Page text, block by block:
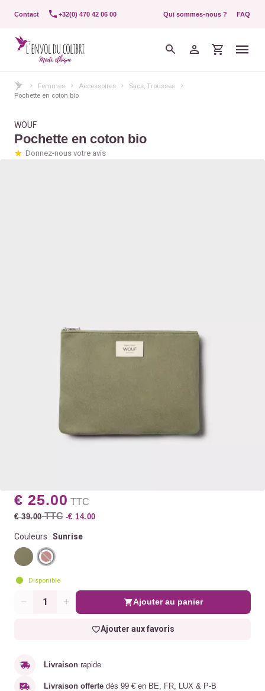
Contact +32(0) 470 42 06 00 Qui sommes-nous ? FAQ
Femmes Accessoires
Sacs, Trousses
Pochette en coton bio
WOUF
Pochette en coton bio
Donnez-nous votre avis
€ 25.00 TTC
€ 39.00TTC -€ 14.00
Couleurs : Sunrise
Disponible
Quantité Ajouter au panier
Ajouter aux favoris
Livraison rapide
Livraison offerte dès 99 € en BE, FR, LUX & P-B